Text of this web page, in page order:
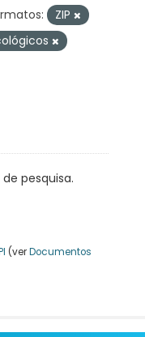
ZIP
pesquisa.
(verDocumentos